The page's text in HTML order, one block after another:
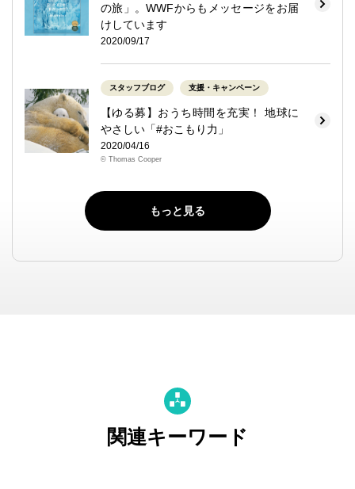
の旅」。WWFからもメッセージをお届
けしています
2020/09/17
スタッフブログ 支援・キャンペーン
【ゆる募】おうち時間を充実！ 地球に
やさしい「#おこもり力」
2020/04/16
© Thomas Cooper
もっと見る
関連キーワード